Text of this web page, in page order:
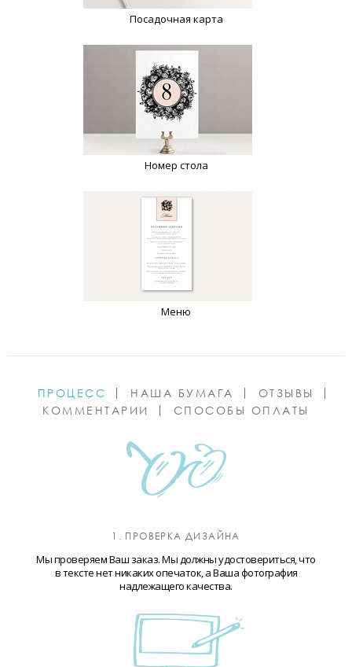
Посадочная карта
Номер стола
Меню
ПРОЦЕСС НАША БУМАГА
ОТЗЫВЫ
КОММЕНТАРИИ
СПОСОБЫ ОПЛАТЫ
1. ПРОВЕРКА ДИЗАЙНА
Мы проверяем Ваш заказ. Мы должны удостовериться, что
в тексте нет никаких опечаток, а Ваша фотография
надлежащего качества.